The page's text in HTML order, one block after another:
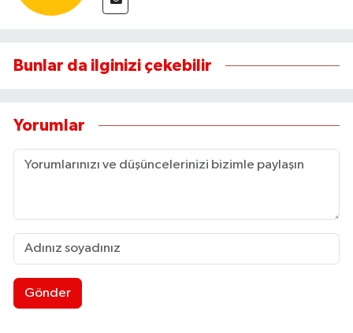
Bunlar da ilginizi çekebilir
Yorumlar
Gönder